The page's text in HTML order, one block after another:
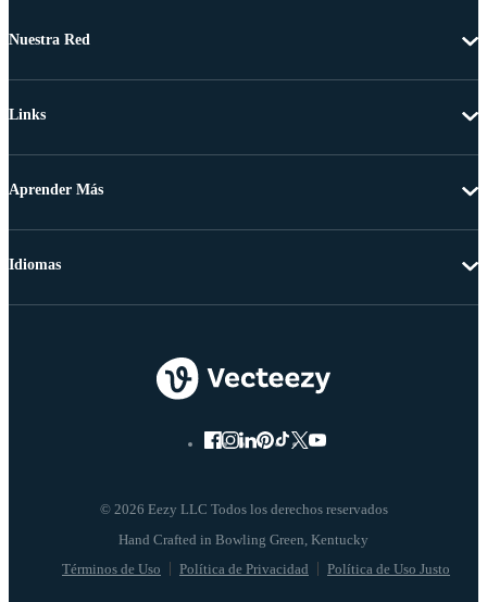
Nuestra Red
Links
Aprender Más
© 2026 Eezy LLC Todos los derechos reservados
Términos de Uso Política de Privacidad Política de Uso Justo
Idiomas